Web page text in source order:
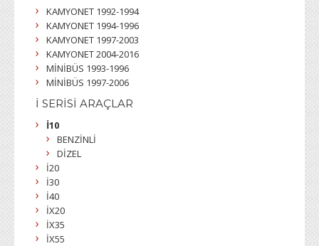
KAMYONET 1992-1994
KAMYONET 1994-1996
KAMYONET 1997-2003
KAMYONET 2004-2016
MİNİBÜS 1993-1996
MİNİBÜS 1997-2006
İ SERİSİ ARAÇLAR
İ10
BENZİNLİ
DİZEL
İ20
İ30
İ40
İX20
İX35
İX55